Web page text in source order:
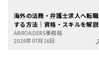
海外の法務・弁護士求人へ転職
する方法｜資格・スキルを解説
ABROADERS事務局
2026年07月16日